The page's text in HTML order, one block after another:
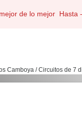
de lo mejor Hasta
Camboya / Circuitos de 7